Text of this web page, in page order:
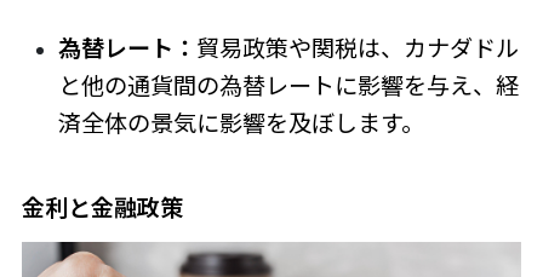
為替レート： 貿易政策や関税は、カナダドル
と他の通貨間の為替レートに影響を与え、経
済全体の景気に影響を及ぼします。
金利と金融政策